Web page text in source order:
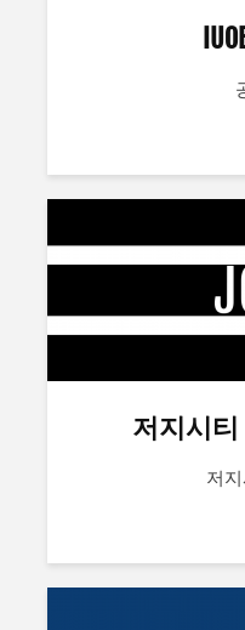
저지시
저